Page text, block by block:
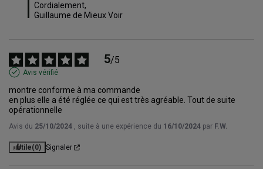
Cordialement,
Guillaume de Mieux Voir
5/5
Avis vérifié
montre conforme à ma commande
en plus elle a été réglée ce qui est très agréable. Tout de suite
opérationnelle
Avis du 25/10/2024 , suite à une expérience du 16/10/2024 par F.W.
Utile(0) Signaler